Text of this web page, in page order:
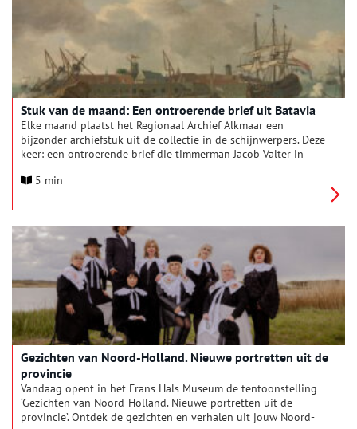
Stuk van de maand: Een ontroerende brief uit Batavia
Elke maand plaatst het Regionaal Archief Alkmaar een
bijzonder archiefstuk uit de collectie in de schijnwerpers. Deze
keer: een ontroerende brief die timmerman Jacob Valter in
schreef.
5 min
Gezichten van Noord-Holland. Nieuwe portretten uit de
provincie
Vandaag opent in het Frans Hals Museum de tentoonstelling
‘Gezichten van Noord-Holland. Nieuwe portretten uit de
provincie’. Ontdek de gezichten en verhalen uit jouw Noord-